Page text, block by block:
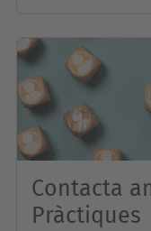
Contacta
Pràctiques